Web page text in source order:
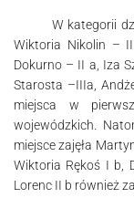
W kategorii
Wiktoria Nikolin –
Dokurno – II a, Iza
Starosta –IIIa,
miejsca w
wojewódzkich.
miejsce zajęła
Wiktoria Rękoś I b,
Lorenc II b również